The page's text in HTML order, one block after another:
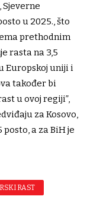
Sjeverne
u 2025., što
prethodnim
rasta na 3,5
Europskoj uniji i
također bi
u ovoj regiji”,
za Kosovo,
a za BiH je
RAST